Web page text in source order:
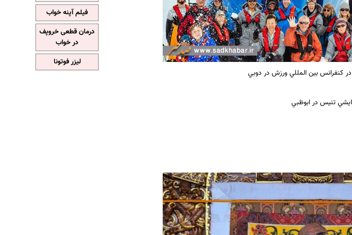
در كنفرانس بين المللي ورزش در دوبي
تنيس در ابوظبي
فیلم آپنه خواب
درمان قطعی خروپف
در خواب
لیزر فوتونا